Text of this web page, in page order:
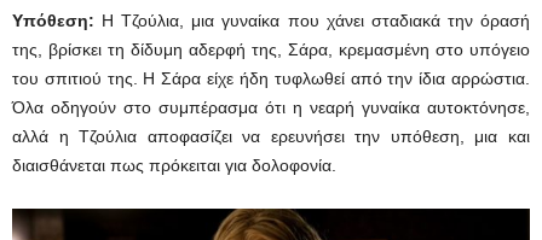
Υπόθεση: Η Τζούλια, μια γυναίκα που χάνει σταδιακά την όρασή
της, βρίσκει τη δίδυμη αδερφή της, Σάρα, κρεμασμένη στο υπόγειο
του σπιτιού της. Η Σάρα είχε ήδη τυφλωθεί από την ίδια αρρώστια.
Όλα οδηγούν στο συμπέρασμα ότι η νεαρή γυναίκα αυτοκτόνησε,
αλλά η Τζούλια αποφασίζει να ερευνήσει την υπόθεση, μια και
διαισθάνεται πως πρόκειται για δολοφονία.